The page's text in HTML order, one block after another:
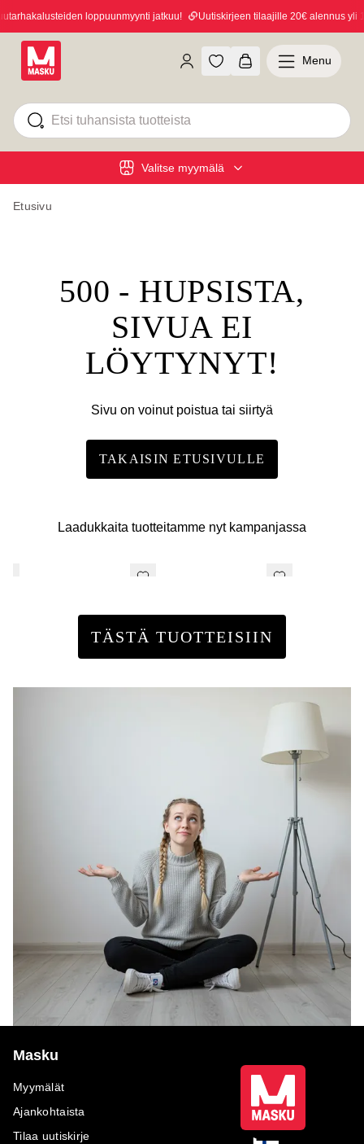
loppuunmyynti jatkuu! Uutiskirjeen tilaajille 20€ alennus yli
Valitse myymälä
Menu
Etusivu
500 - HUPSISTA,
SIVUA EI
LÖYTYNYT!
Sivu on voinut poistua tai siirtyä
TAKAISIN ETUSIVULLE
Laadukkaita tuotteitamme nyt kampanjassa
TÄSTÄ TUOTTEISIIN
Masku
Myymälät
Ajankohtaista
Tilaa uutiskirje